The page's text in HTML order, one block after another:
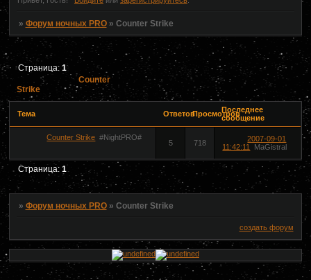
» Форум ночных PRO » Counter Strike
Counter
Strike
Страница: 1
Тема ОтветовПросмотровПоследнее
сообщение
Counter Strike #NightPRO#
5 718
2007-09-01
11:42:11
MaGistral
Страница: 1
» Форум ночных PRO » Counter Strike
создать форум